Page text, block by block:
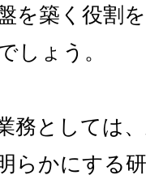
を築く役割
しょう。
務としては
らかにする研